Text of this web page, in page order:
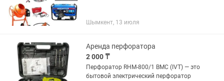
Шымкент, 13 июля
Аренда перфоратора
2 000 ₸
Перфоратор RHM-800/1 BMC (IVT) — это
бытовой электрический перфоратор